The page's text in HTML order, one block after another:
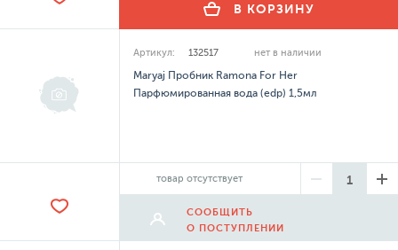
В КОРЗИНУ
Артикул: 132517 нет в наличии
Maryaj Пробник Ramona For Her
Парфюмированная вода (edp) 1,5мл
товар отсутствует
СООБЩИТЬ
О ПОСТУПЛЕНИИ